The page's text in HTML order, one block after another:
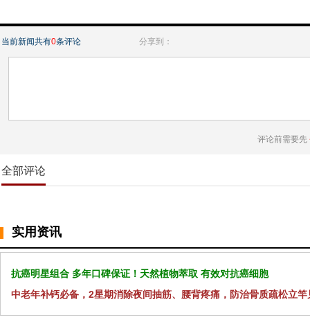
当前新闻共有0条评论 分享到：
评论前需要先
全部评论
实用资讯
抗癌明星组合 多年口碑保证！天然植物萃取 有效对抗癌细胞
中老年补钙必备，2星期消除夜间抽筋、腰背疼痛，防治骨质疏松立竿